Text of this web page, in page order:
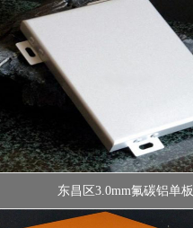
东昌区3.0mm氟碳铝单板